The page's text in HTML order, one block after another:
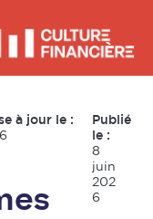
à jour le :
Publié
le :
8
juin
202
6